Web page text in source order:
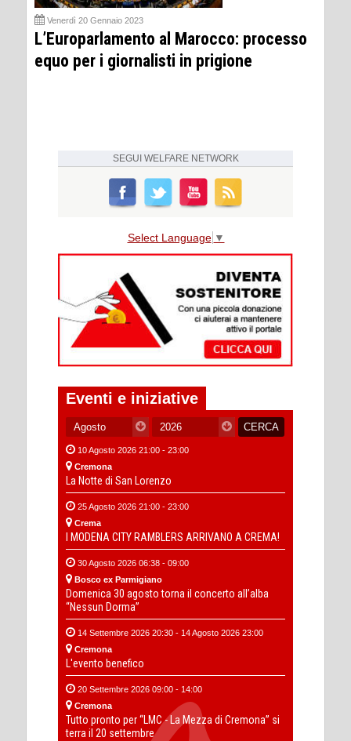
Venerdì 20 Gennaio 2023
L’Europarlamento al Marocco: processo
equo per i giornalisti in prigione
SEGUI WELFARE NETWORK
Select Language ▼
Eventi e iniziative
10 Agosto 2026 21:00 - 23:00
Cremona
La Notte di San Lorenzo
25 Agosto 2026 21:00 - 23:00
Crema
I MODENA CITY RAMBLERS ARRIVANO A CREMA!
30 Agosto 2026 06:38 - 09:00
Bosco ex Parmigiano
Domenica 30 agosto torna il concerto all’alba
“Nessun Dorma”
14 Settembre 2026 20:30 - 14 Agosto 2026 23:00
Cremona
L'evento benefico
20 Settembre 2026 09:00 - 14:00
Cremona
Tutto pronto per “LMC - La Mezza di Cremona” si
terra il 20 settembre